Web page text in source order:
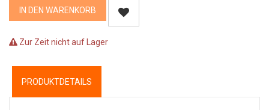
IN DEN WARENKORB
Zur Zeit nicht auf Lager
PRODUKTDETAILS